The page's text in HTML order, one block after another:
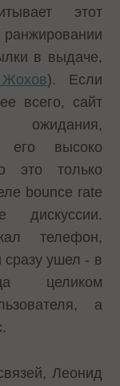
этот
в выдаче,
). Если
всего, сайт
его высоко
это только
bounce rate
дискуссии.
телефон,
сразу ушел - в
целиком
а
Леонид